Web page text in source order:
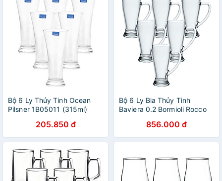
Bộ 6 Ly Thủy Tinh Ocean
Pilsner 1B05011 (315ml)
205.850 đ
Bộ 6 Ly Bia Thủy Tinh
Baviera 0.2 Bormioli Rocco
856.000 đ